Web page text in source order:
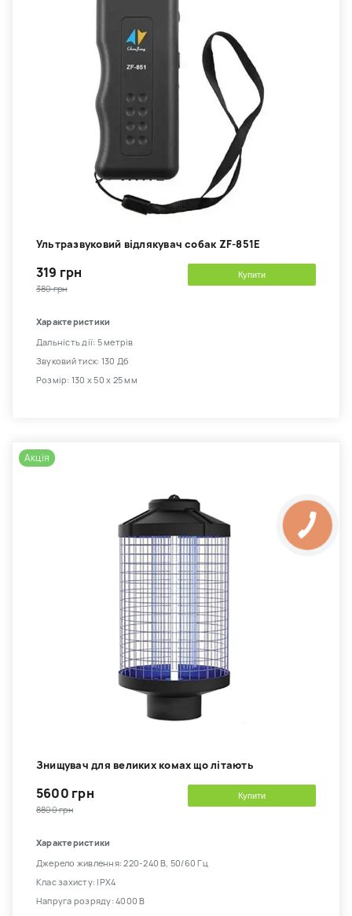
Ультразвуковий відлякувач собак ZF-851E
319 грн
380 грн
Купити
Характеристики
Дальність дії: 5 метрів
Звуковий тиск: 130 Дб
Розмір: 130 х 50 х 25 мм
Акція
Знищувач для великих комах що літають
5600 грн
8800 грн
Купити
Характеристики
Джерело живлення: 220-240 В, 50/60 Гц
Клас захисту: IPX4
Напруга розряду: 4000 В